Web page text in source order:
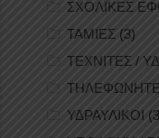
ΣΧΟΛΙΚΕΣ
ΤΑΜΙΕΣ (3)
ΤΕΧΝΙΤΕΣ /
ΥΔΡΑΥΛΙΚΟΙ